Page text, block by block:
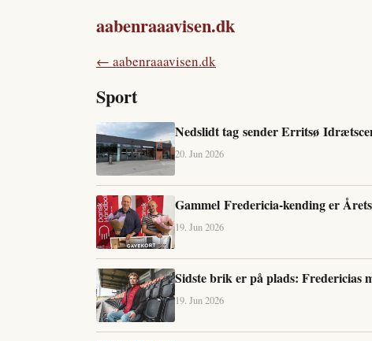
aabenraaavisen.dk
← aabenraaavisen.dk
Sport
Nedslidt tag sender Erritsø
20. Jun 2026
Gammel Fredericia-kending er
19. Jun 2026
Sidste brik er på plads: Fredericias
19. Jun 2026